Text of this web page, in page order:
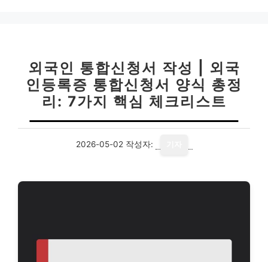
외국인 통합신청서 작성 | 외국
인등록증 통합신청서 양식 총정
리: 7가지 핵심 체크리스트
2026-05-02 작성자: